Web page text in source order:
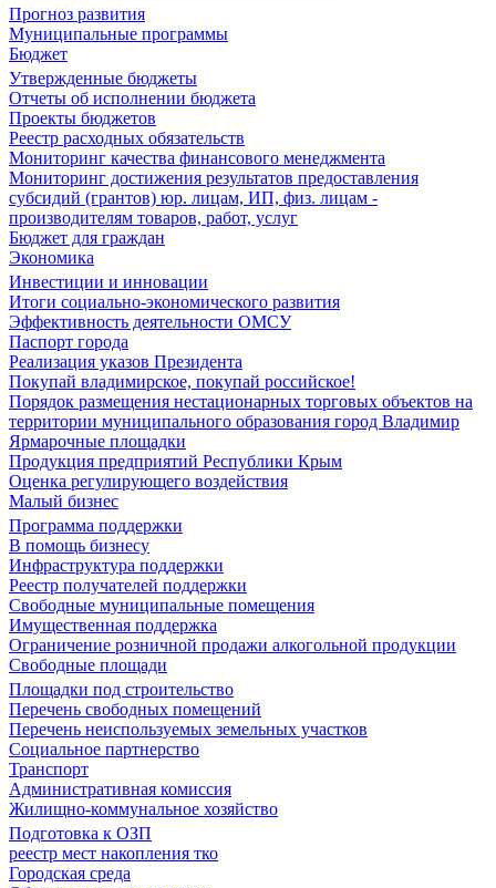
Прогноз развития
Муниципальные программы
Бюджет
Утвержденные бюджеты
Отчеты об исполнении бюджета
Проекты бюджетов
Реестр расходных обязательств
Мониторинг качества финансового менеджмента
Мониторинг достижения результатов предоставления
субсидий (грантов) юр. лицам, ИП, физ. лицам -
производителям товаров, работ, услуг
Бюджет для граждан
Экономика
Инвестиции и инновации
Итоги социально-экономического развития
Эффективность деятельности ОМСУ
Паспорт города
Реализация указов Президента
Покупай владимирское, покупай российское!
Порядок размещения нестационарных торговых объектов на
территории муниципального образования город Владимир
Ярмарочные площадки
Продукция предприятий Республики Крым
Оценка регулирующего воздействия
Малый бизнес
Программа поддержки
В помощь бизнесу
Инфраструктура поддержки
Реестр получателей поддержки
Свободные муниципальные помещения
Имущественная поддержка
Ограничение розничной продажи алкогольной продукции
Свободные площади
Площадки под строительство
Перечень свободных помещений
Перечень неиспользуемых земельных участков
Социальное партнерство
Транспорт
Административная комиссия
Жилищно-коммунальное хозяйство
Подготовка к ОЗП
реестр мест накопления тко
Городская среда